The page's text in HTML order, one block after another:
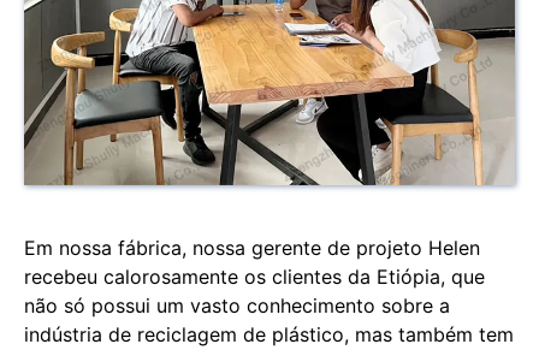
Em nossa fábrica, nossa gerente de projeto Helen
recebeu calorosamente os clientes da Etiópia, que
não só possui um vasto conhecimento sobre a
indústria de reciclagem de plástico, mas também tem